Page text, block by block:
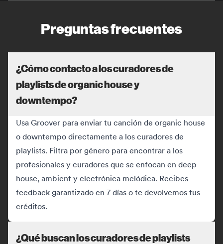
Preguntas frecuentes
¿Cómo contacto a los curadores de
playlists de organic house y
downtempo?
Usa Groover para enviar tu canción de organic house
o downtempo directamente a los curadores de
playlists. Filtra por género para encontrar a los
profesionales y curadores que se enfocan en deep
house, ambient y electrónica melódica. Recibes
feedback garantizado en 7 días o te devolvemos tus
créditos.
¿Qué buscan los curadores de playlists